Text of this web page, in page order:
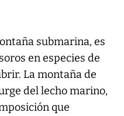
submarina, es
en especies de
La montaña de
del lecho marino,
que